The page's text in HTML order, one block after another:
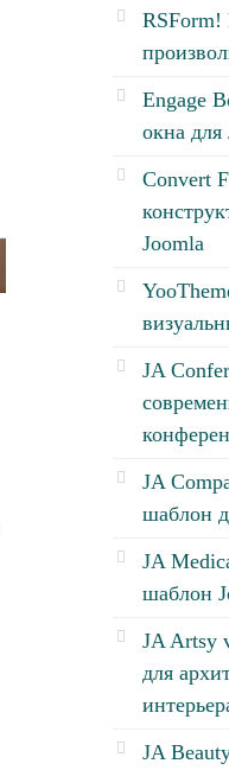
RSForm!
Engage
окна для
Convert
Joomla
JA
JA
шаблон
JA
шаблон
JA Artsy
для
JA